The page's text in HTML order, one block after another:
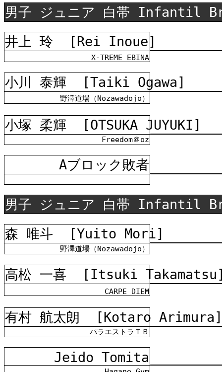
男子 ジュニア 白帯 Infantil
井上 玲
[Rei Inoue]
X-TREME EBINA
小川 泰輝 [Taiki Ogawa]
野澤道場（Nozawadojo）
小塚 柔輝 [OTSUKA JUYUKI]
Freedom＠oz
Aブロック 敗者
男子 ジュニア 白帯 Infantil
森 唯斗
[Yuito Mori]
野澤道場（Nozawadojo）
高松 一喜 [Itsuki
CARPE DIEM
有村 航太朗 [Kotaro Arimura]
パラエストラＴＢ
Jeido Tomita